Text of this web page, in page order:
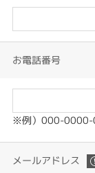
お電話番号
※例）000-0000-
メールアドレス